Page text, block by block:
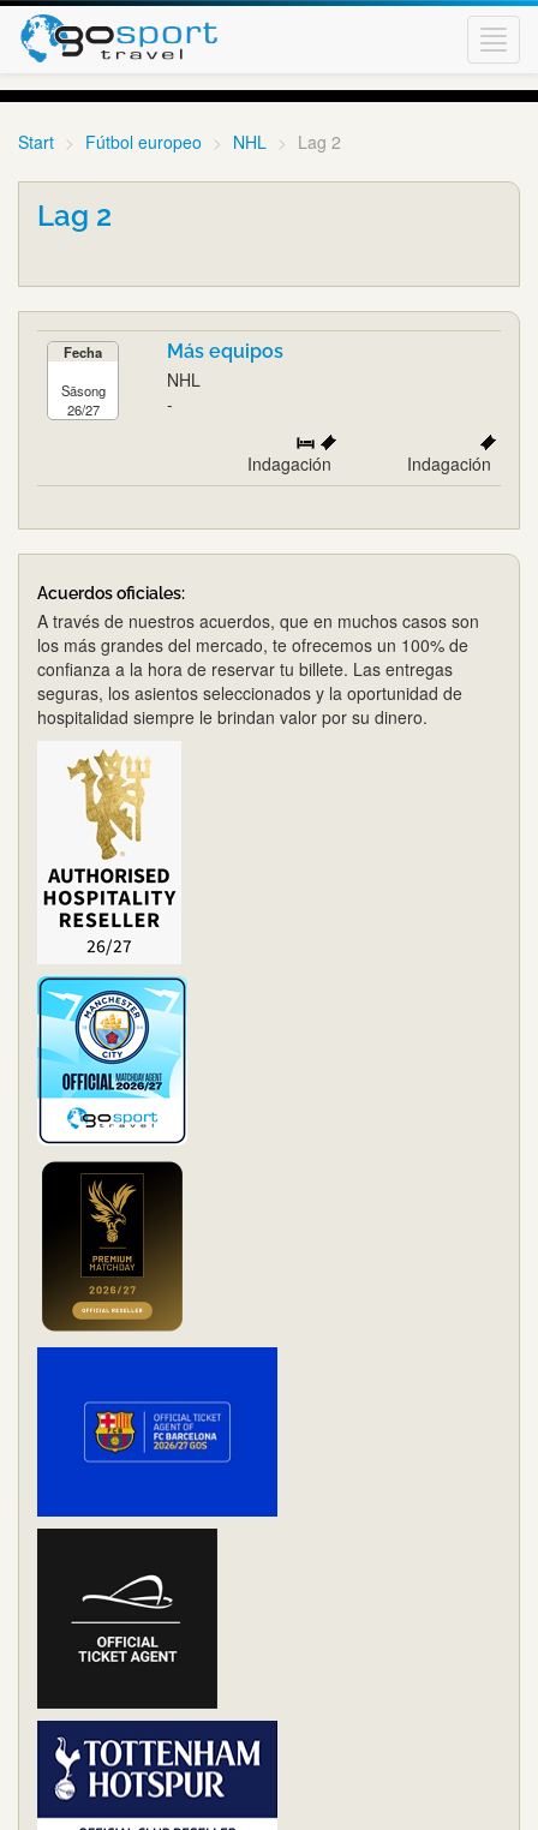
Start Fútbol europeo NHL Lag 2
Lag 2
Fecha
Säsong
26/27
Más equipos
NHL
-
Indagación Indagación
Acuerdos oficiales:
A través de nuestros acuerdos, que en muchos casos son
los más grandes del mercado, te ofrecemos un 100% de
confianza a la hora de reservar tu billete. Las entregas
seguras, los asientos seleccionados y la oportunidad de
hospitalidad siempre le brindan valor por su dinero.